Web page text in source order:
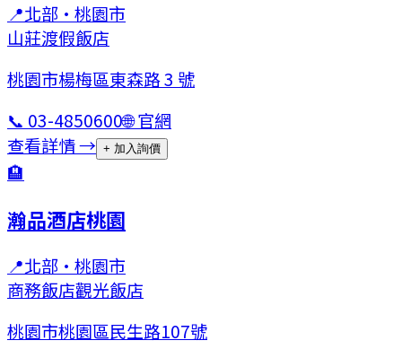
📍北部 · 桃園市
山莊渡假飯店
桃園市楊梅區東森路 3 號
📞 03-4850600🌐 官網
查看詳情 → + 加入詢價
🏨
瀚品酒店桃園
📍北部 · 桃園市
商務飯店觀光飯店
桃園市桃園區民生路107號